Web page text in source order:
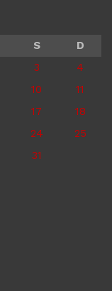
S
D
3
4
10
11
17
18
24
25
31